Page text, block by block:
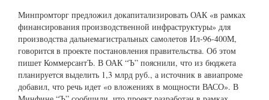
Минпромторг предложил докапитализировать ОАК «в рамках
финансирования производственной инфраструктуры» для
производства дальнемагистральных самолетов Ил-96-400М,
говорится в проекте постановления правительства. Об этом
пишет КоммерсантЪ. В ОАК “Ъ” пояснили, что из бюджета
планируется выделить 1,3 млрд руб., а источник в авиапроме
добавил, что речь идет «о вложениях в мощности ВАСО». В